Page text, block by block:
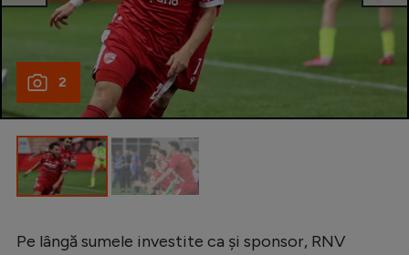
2
Pe lângă sumele investite ca și sponsor, RNV